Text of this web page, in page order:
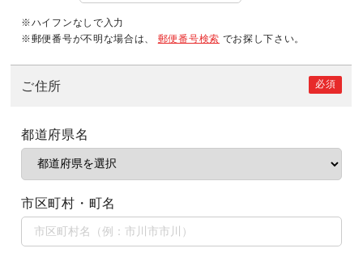
※ハイフンなしで入力
※郵便番号が不明な場合は、
郵便番号検索 でお探し下さい。
ご住所 必須
都道府県名
市区町村・町名